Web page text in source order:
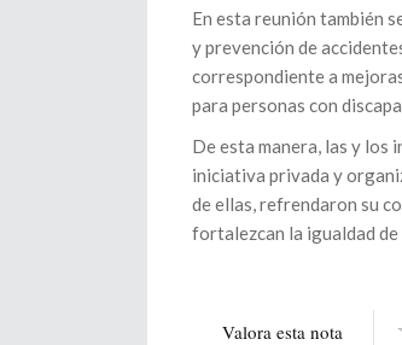
En esta reunión también
y prevención de
correspondiente a
para personas con
De esta manera, las y
iniciativa privada y
de ellas, refrendaron su
fortalezcan la igualdad
Valora esta nota